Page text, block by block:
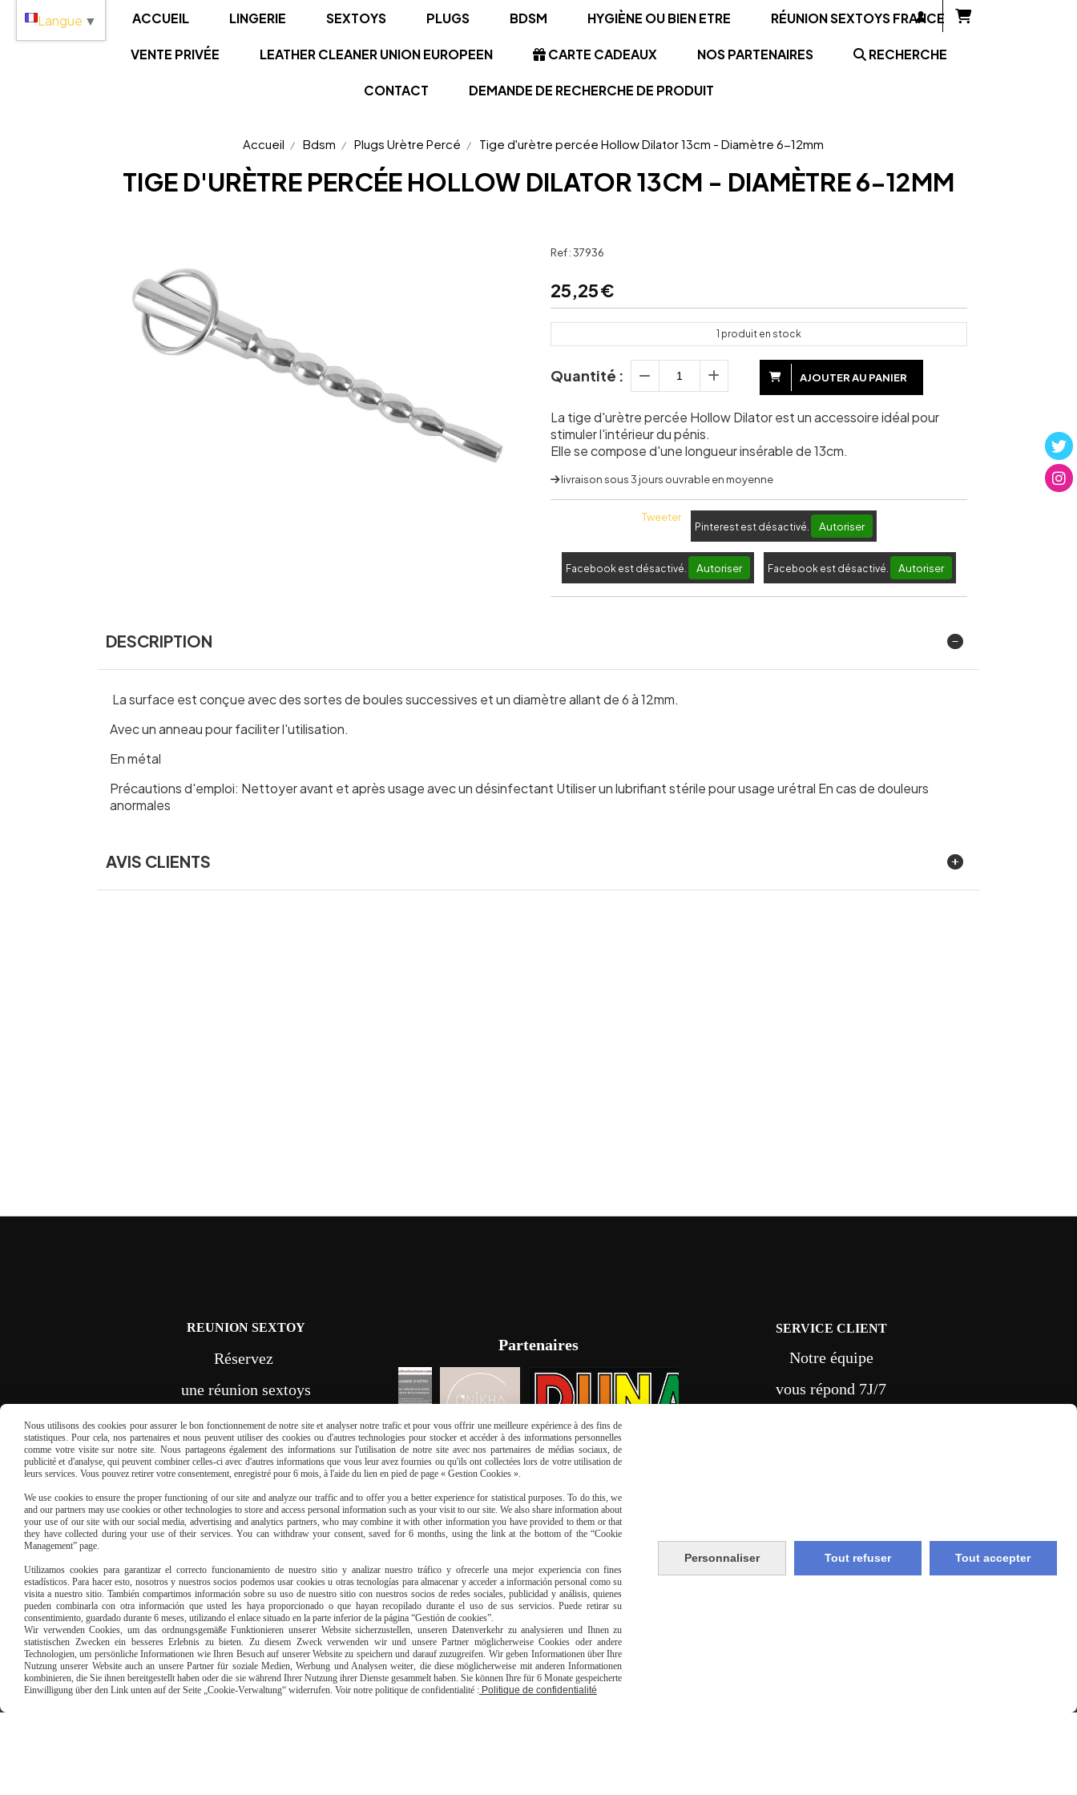
ACCUEIL LINGERIE SEXTOYS PLUGS BDSM HYGIÈNE OU BIEN ETRE RÉUNION SEXTOYS FRANCE
VENTE PRIVÉE LEATHER CLEANER UNION EUROPEEN CARTE CADEAUX NOS PARTENAIRES RECHERCHE
CONTACT DEMANDE DE RECHERCHE DE PRODUIT
Accueil Bdsm Plugs Urètre Percé Tige d'urètre percée Hollow Dilator 13cm - Diamètre 6-12mm
TIGE D'URÈTRE PERCÉE HOLLOW DILATOR 13CM - DIAMÈTRE 6-12MM
Ref :37936
25,25€
1 produit en stock
Quantité : AJOUTER AU PANIER
La tige d'urètre percée Hollow Dilator est un accessoire idéal pour
stimuler l'intérieur du pénis.
Elle se compose d'une longueur insérable de 13cm.
livraison sous 3 jours ouvrable en moyenne
Tweeter
Pinterest est désactivé. Autoriser
Facebook est désactivé. Autoriser Facebook est désactivé. Autoriser
DESCRIPTION
La surface est conçue avec des sortes de boules successives et un diamètre allant de 6 à 12mm.
Avec un anneau pour faciliter l'utilisation.
En métal
Précautions d'emploi: Nettoyer avant et après usage avec un désinfectant Utiliser un lubrifiant stérile pour usage urétral En cas de douleurs
anormales
AVIS CLIENTS
REUNION SEXTOY
Réservez
une réunion sextoys
en France
REMPLISSEZ LE FORMULAIRE
Partenaires
SERVICE CLIENT
Notre équipe
vous répond 7J/7
Paiement sécurisé Livraison rapide
livraison à domicile France et union
Langue ▼
Nous utilisons des cookies pour assurer le bon fonctionnement de notre site et analyser notre trafic et pour vous offrir une meilleure expérience à des fins de
statistiques. Pour cela, nos partenaires et nous peuvent utiliser des cookies ou d'autres technologies pour stocker et accéder à des informations personnelles
comme votre visite sur notre site. Nous partageons également des informations sur l'utilisation de notre site avec nos partenaires de médias sociaux, de
publicité et d'analyse, qui peuvent combiner celles-ci avec d'autres informations que vous leur avez fournies ou qu'ils ont collectées lors de votre utilisation de
leurs services. Vous pouvez retirer votre consentement, enregistré pour 6 mois, à l'aide du lien en pied de page « Gestion Cookies ».
We use cookies to ensure the proper functioning of our site and analyze our traffic and to offer you a better experience for statistical purposes. To do this, we
and our partners may use cookies or other technologies to store and access personal information such as your visit to our site. We also share information about
your use of our site with our social media, advertising and analytics partners, who may combine it with other information you have provided to them or that
they have collected during your use of their services. You can withdraw your consent, saved for 6 months, using the link at the bottom of the “Cookie
Management” page.
Utilizamos cookies para garantizar el correcto funcionamiento de nuestro sitio y analizar nuestro tráfico y ofrecerle una mejor experiencia con fines
estadísticos. Para hacer esto, nosotros y nuestros socios podemos usar cookies u otras tecnologías para almacenar y acceder a información personal como su
visita a nuestro sitio. También compartimos información sobre su uso de nuestro sitio con nuestros socios de redes sociales, publicidad y análisis, quienes
pueden combinarla con otra información que usted les haya proporcionado o que hayan recopilado durante el uso de sus servicios. Puede retirar su
consentimiento, guardado durante 6 meses, utilizando el enlace situado en la parte inferior de la página “Gestión de cookies”.
Wir verwenden Cookies, um das ordnungsgemäße Funktionieren unserer Website sicherzustellen, unseren Datenverkehr zu analysieren und Ihnen zu
statistischen Zwecken ein besseres Erlebnis zu bieten. Zu diesem Zweck verwenden wir und unsere Partner möglicherweise Cookies oder andere
Technologien, um persönliche Informationen wie Ihren Besuch auf unserer Website zu speichern und darauf zuzugreifen. Wir geben Informationen über Ihre
Nutzung unserer Website auch an unsere Partner für soziale Medien, Werbung und Analysen weiter, die diese möglicherweise mit anderen Informationen
kombinieren, die Sie ihnen bereitgestellt haben oder die sie während Ihrer Nutzung ihrer Dienste gesammelt haben. Sie können Ihre für 6 Monate gespeicherte
Einwilligung über den Link unten auf der Seite „Cookie-Verwaltung“ widerrufen. Voir notre politique de confidentialité : Politique de confidentialité
Personnaliser Tout refuser Tout accepter